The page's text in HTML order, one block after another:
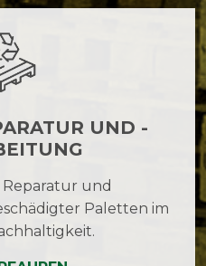
UND -
und
Paletten im